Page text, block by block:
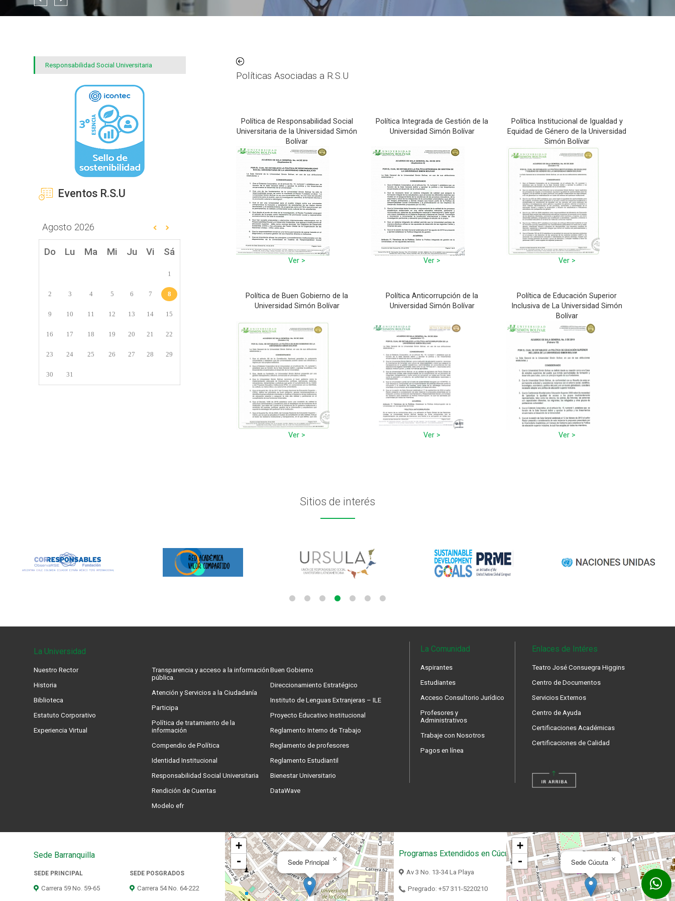
Responsabilidad Social Universitaria
Eventos R.S.U
Agosto 2026
Do Lu Ma Mi Ju Vi Sá
1
2 3 4 5 6 7 8
9 10 11 12 13 14 15
16 17 18 19 20 21 22
23 24 25 26 27 28 29
30 31
Políticas Asociadas a R.S.U
Política de Responsabilidad Social
Universitaria de la Universidad Simón
Bolívar
Ver >
Política Integrada de Gestión de la
Universidad Simón Bolívar
Ver >
Política Institucional de Igualdad y
Equidad de Género de la Universidad
Simón Bolívar
Ver >
Política de Buen Gobierno de la
Universidad Simón Bolívar
Ver >
Política Anticorrupción de la
Universidad Simón Bolívar
Ver >
Política de Educación Superior
Inclusiva de La Universidad Simón
Bolívar
Ver >
Sitios de interés
La Universidad
Nuestro Rector
Historia
Biblioteca
Estatuto Corporativo
Experiencia Virtual
Transparencia y acceso a la información
pública.
Atención y Servicios a la Ciudadanía
Participa
Política de tratamiento de la
información
Compendio de Política
Identidad Institucional
Responsabilidad Social Universitaria
Rendición de Cuentas
Modelo efr
Buen Gobierno
Direccionamiento Estratégico
Instituto de Lenguas Extranjeras – ILE
Proyecto Educativo Institucional
Reglamento Interno de Trabajo
Reglamento de profesores
Reglamento Estudiantil
Bienestar Universitario
DataWave
La Comunidad
Aspirantes
Estudiantes
Acceso Consultorio Jurídico
Profesores y
Administrativos
Trabaje con Nosotros
Pagos en línea
Enlaces de Intéres
Teatro José Consuegra Higgins
Centro de Documentos
Servicios Externos
Centro de Ayuda
Certificaciones Académicas
Certificaciones de Calidad
Sede Barranquilla
SEDE PRINCIPAL
Carrera 59 No. 59-65
SEDE POSGRADOS
Carrera 54 No. 64-222
×
Sede Principal
+
-
Programas Extendidos en Cúcuta
Av 3 No. 13-34 La Playa
Pregrado: +57 311-5220210
×
Sede Cúcuta
+
-